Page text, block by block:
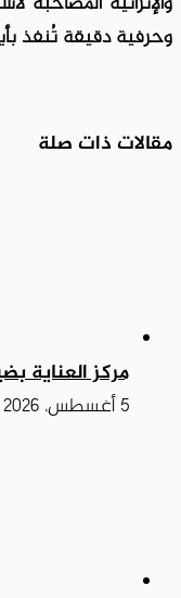
وحرفية دقيقة تُنفذ
مقالات ذات صلة
مركز العناية بضيوف
5 أغسطس، 2026